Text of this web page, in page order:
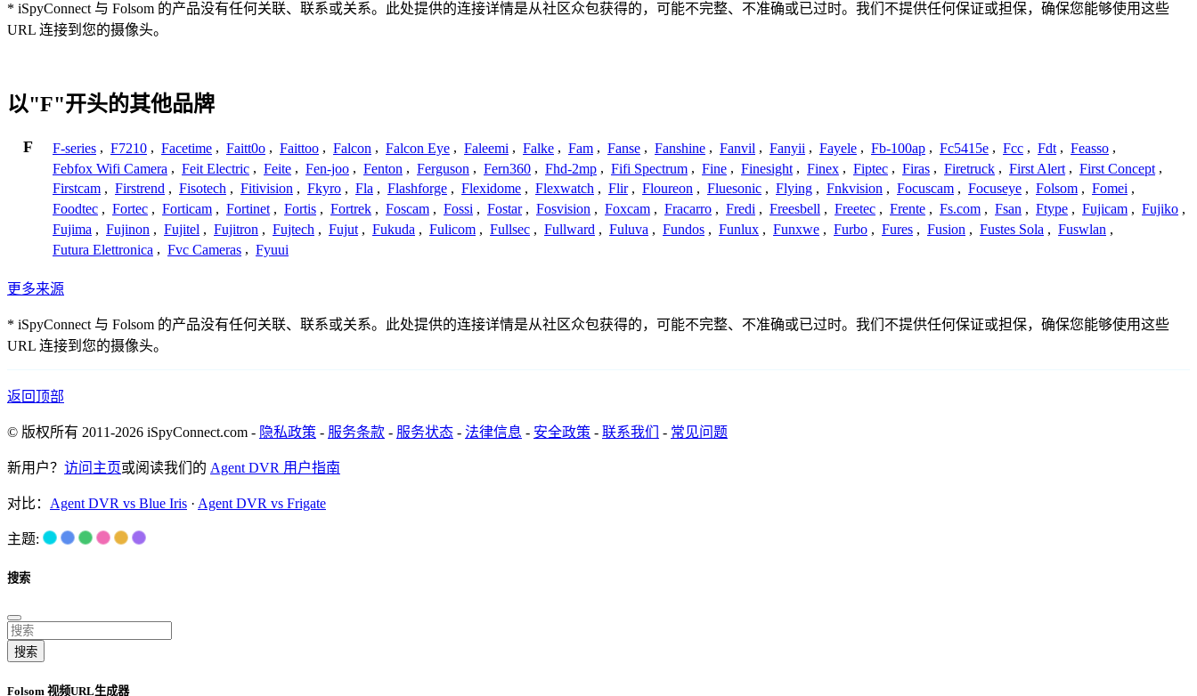
* iSpyConnect 与 Folsom 的产品没有任何关联、联系或关系。此处提供的连接详情是从社区众包获得的，可能不完整、不准确或已过时。我们不提供任何保证或担保，确保您能够使用这些
URL 连接到您的摄像头。
以"F"开头的其他品牌
F F-series , F7210 , Facetime , Faitt0o , Faittoo , Falcon , Falcon Eye , Faleemi , Falke , Fam , Fanse , Fanshine , Fanvil , Fanyii , Fayele , Fb-100ap , Fc5415e , Fcc , Fdt , Feasso ,
Febfox Wifi Camera , Feit Electric , Feite , Fen-joo , Fenton , Ferguson , Fern360 , Fhd-2mp , Fifi Spectrum , Fine , Finesight , Finex , Fiptec , Firas , Firetruck , First Alert , First Concept ,
Firstcam , Firstrend , Fisotech , Fitivision , Fkyro , Fla , Flashforge , Flexidome , Flexwatch , Flir , Floureon , Fluesonic , Flying , Fnkvision , Focuscam , Focuseye , Folsom , Fomei ,
Foodtec , Fortec , Forticam , Fortinet , Fortis , Fortrek , Foscam , Fossi , Fostar , Fosvision , Foxcam , Fracarro , Fredi , Freesbell , Freetec , Frente , Fs.com , Fsan , Ftype , Fujicam , Fujiko ,
Fujima , Fujinon , Fujitel , Fujitron , Fujtech , Fujut , Fukuda , Fulicom , Fullsec , Fullward , Fuluva , Fundos , Funlux , Funxwe , Furbo , Fures , Fusion , Fustes Sola , Fuswlan ,
Futura Elettronica , Fvc Cameras , Fyuui
更多来源
* iSpyConnect 与 Folsom 的产品没有任何关联、联系或关系。此处提供的连接详情是从社区众包获得的，可能不完整、不准确或已过时。我们不提供任何保证或担保，确保您能够使用这些
URL 连接到您的摄像头。
返回顶部
© 版权所有 2011-2026 iSpyConnect.com - 隐私政策 - 服务条款 - 服务状态 - 法律信息 - 安全政策 - 联系我们 - 常见问题
新用户？ 访问主页或阅读我们的 Agent DVR 用户指南
对比： Agent DVR vs Blue Iris · Agent DVR vs Frigate
主题:
搜索
搜索
Folsom 视频URL生成器